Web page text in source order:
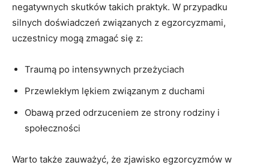
negatywnych skutków takich praktyk. W przypadku
silnych doświadczeń ‌związanych z egzorcyzmami,
uczestnicy mogą zmagać ⁤się z:
Traumą po intensywnych przeżyciach
Przewlekłym lękiem związanym z duchami
Obawą przed odrzuceniem ze strony rodziny i
społeczności
Warto⁣ także zauważyć, że zjawisko egzorcyzmów ⁢w